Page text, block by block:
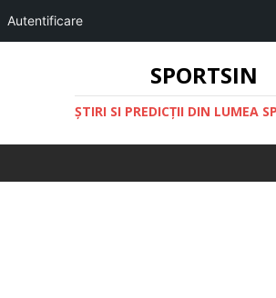
Autentificare
SPORTSIN
ŞTIRI SI PREDICŢII DIN LUMEA